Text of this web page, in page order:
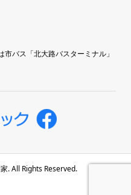
バス「北大路バスターミナル」
. All Rights Reserved.